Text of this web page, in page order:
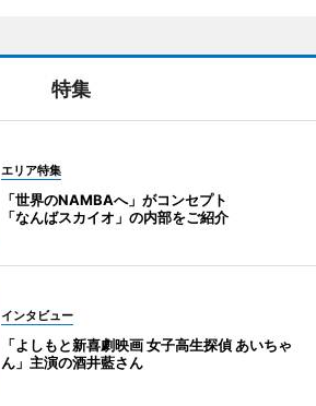
特集
エリア特集
「世界のNAMBAへ」がコンセプト
「なんばスカイオ」の内部をご紹介
インタビュー
「よしもと新喜劇映画 女子高生探偵 あいちゃ
ん」主演の酒井藍さん